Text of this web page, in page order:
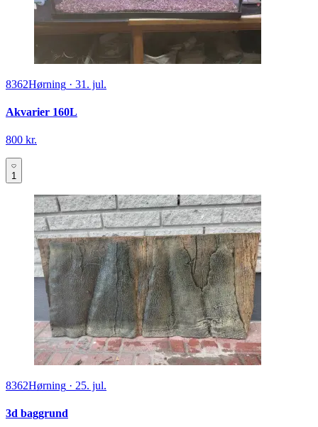
8362Hørning · 31. jul.
Akvarier 160L
800 kr.
1
8362Hørning · 25. jul.
3d baggrund